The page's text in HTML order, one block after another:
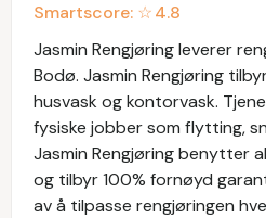
Smartscore: ☆4.8
Jasmin Rengjøring leverer
Bodø. Jasmin Rengjøring
husvask og kontorvask.
fysiske jobber som flytting,
Jasmin Rengjøring benytter
og tilbyr 100% fornøyd
av å tilpasse rengjøringen